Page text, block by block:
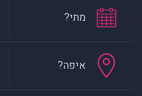
מתי?
איפה?